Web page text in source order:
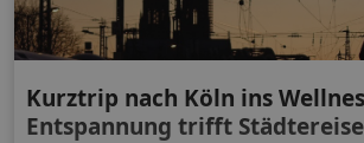
Kurztrip nach Köln ins
Entspannung trifft Städtereise